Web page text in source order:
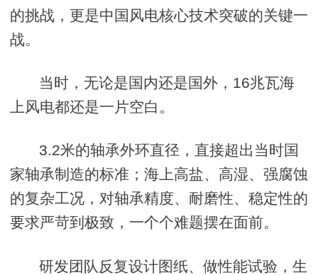
的挑战，更是中国风电核心技术突破的关键一
战。
当时，无论是国内还是国外，16兆瓦海
上风电都还是一片空白。
3.2米的轴承外环直径，直接超出当时国
家轴承制造的标准；海上高盐、高湿、强腐蚀
的复杂工况，对轴承精度、耐磨性、稳定性的
要求严苛到极致，一个个难题摆在面前。
研发团队反复设计图纸、做性能试验，生